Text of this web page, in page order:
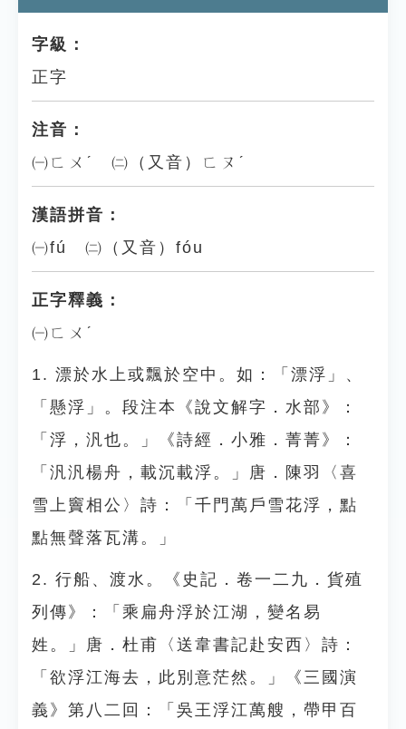
字級：
正字
注音：
㈠ㄈㄨˊ ㈡（又音）ㄈㄡˊ
漢語拼音：
㈠fú ㈡（又音）fóu
正字釋義：
㈠ㄈㄨˊ
1. 漂於水上或飄於空中。如：「漂浮」、
「懸浮」。段注本《說文解字．水部》：
「浮，汎也。」《詩經．小雅．菁菁》：
「汎汎楊舟，載沉載浮。」唐．陳羽〈喜
雪上竇相公〉詩：「千門萬戶雪花浮，點
點無聲落瓦溝。」
2. 行船、渡水。《史記．卷一二九．貨殖
列傳》：「乘扁舟浮於江湖，變名易
姓。」唐．杜甫〈送韋書記赴安西〉詩：
「欲浮江海去，此別意茫然。」《三國演
義》第八二回：「吳王浮江萬艘，帶甲百